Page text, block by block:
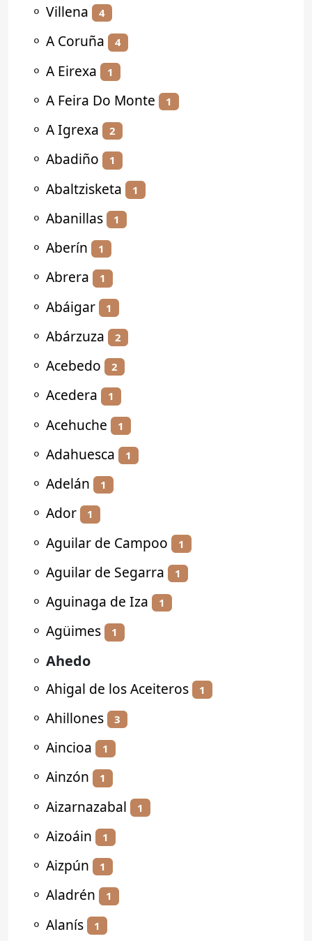
⚬ Villena 4
⚬ A Coruña 4
⚬ A Eirexa 1
⚬ A Feira Do Monte 1
⚬ A Igrexa 2
⚬ Abadiño 1
⚬ Abaltzisketa 1
⚬ Abanillas 1
⚬ Aberín 1
⚬ Abrera 1
⚬ Abáigar 1
⚬ Abárzuza 2
⚬ Acebedo 2
⚬ Acedera 1
⚬ Acehuche 1
⚬ Adahuesca 1
⚬ Adelán 1
⚬ Ador 1
⚬ Aguilar de Campoo 1
⚬ Aguilar de Segarra 1
⚬ Aguinaga de Iza 1
⚬ Agüimes 1
⚬ Ahedo
⚬ Ahigal de los Aceiteros 1
⚬ Ahillones 3
⚬ Aincioa 1
⚬ Ainzón 1
⚬ Aizarnazabal 1
⚬ Aizoáin 1
⚬ Aizpún 1
⚬ Aladrén 1
⚬ Alanís 1